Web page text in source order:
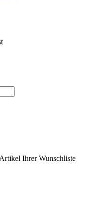
Ihrer Wunschliste